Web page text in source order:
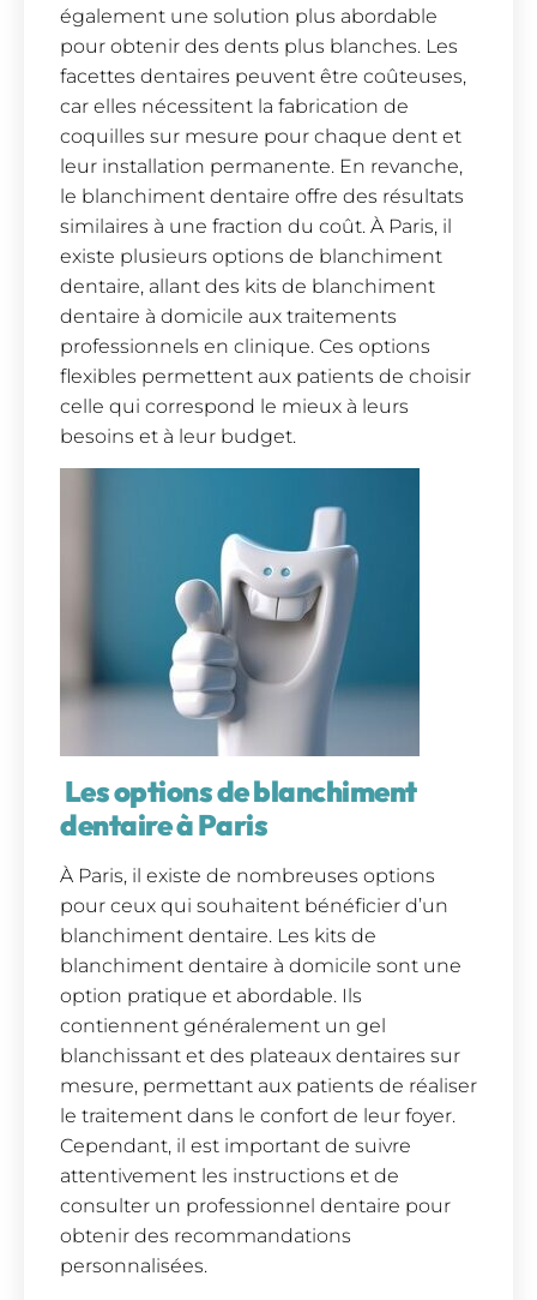
également une solution plus abordable
pour obtenir des dents plus blanches. Les
facettes dentaires peuvent être coûteuses,
car elles nécessitent la fabrication de
coquilles sur mesure pour chaque dent et
leur installation permanente. En revanche,
le blanchiment dentaire offre des résultats
similaires à une fraction du coût. À Paris, il
existe plusieurs options de blanchiment
dentaire, allant des kits de blanchiment
dentaire à domicile aux traitements
professionnels en clinique. Ces options
flexibles permettent aux patients de choisir
celle qui correspond le mieux à leurs
besoins et à leur budget.
Les options de blanchiment
dentaire à Paris
À Paris, il existe de nombreuses options
pour ceux qui souhaitent bénéficier d’un
blanchiment dentaire. Les kits de
blanchiment dentaire à domicile sont une
option pratique et abordable. Ils
contiennent généralement un gel
blanchissant et des plateaux dentaires sur
mesure, permettant aux patients de réaliser
le traitement dans le confort de leur foyer.
Cependant, il est important de suivre
attentivement les instructions et de
consulter un professionnel dentaire pour
obtenir des recommandations
personnalisées.